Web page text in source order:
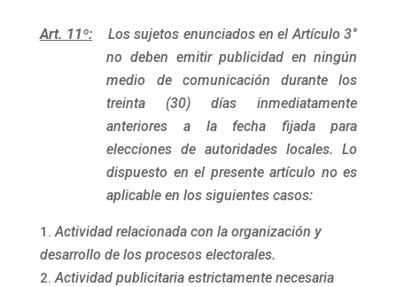
Art. 11º: Los sujetos enunciados en el Artículo 3°
no deben emitir publicidad en ningún
medio de comunicación durante los
treinta (30) días inmediatamente
anteriores a la fecha fijada para
elecciones de autoridades locales. Lo
dispuesto en el presente artículo no es
aplicable en los siguientes casos:
Actividad relacionada con la organización y
desarrollo de los procesos electorales.
Actividad publicitaria estrictamente necesaria